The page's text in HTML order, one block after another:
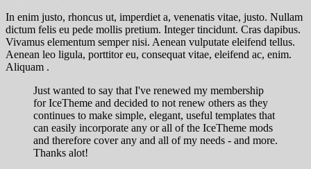
In enim justo, rhoncus ut, imperdiet a, venenatis vitae, justo. Nullam
dictum felis eu pede mollis pretium. Integer tincidunt. Cras dapibus.
Vivamus elementum semper nisi. Aenean vulputate eleifend tellus.
Aenean leo ligula, porttitor eu, consequat vitae, eleifend ac, enim.
Aliquam .
Just wanted to say that I've renewed my membership
for IceTheme and decided to not renew others as they
continues to make simple, elegant, useful templates that
can easily incorporate any or all of the IceTheme mods
and therefore cover any and all of my needs - and more.
Thanks alot!